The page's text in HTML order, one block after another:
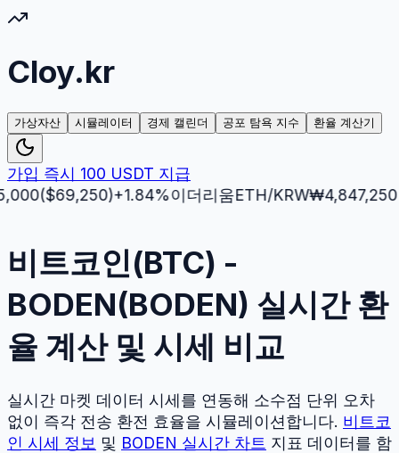
Cloy.kr
가상자산 시뮬레이터 경제 캘린더 공포 탐욕 지수 환율 계산기
가입 즉시 100 USDT 지급
($69,250)+1.84%이더리움ETH/KRW₩4,847,250($
비트코인(BTC) -
BODEN(BODEN) 실시간 환
율 계산 및 시세 비교
실시간 마켓 데이터 시세를 연동해 소수점 단위 오차
없이 즉각 전송 환전 효율을 시뮬레이션합니다. 비트코
인 시세 정보 및 BODEN 실시간 차트 지표 데이터를 함